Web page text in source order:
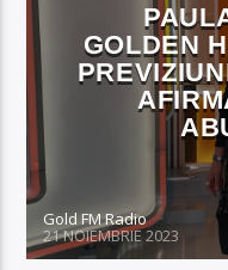
GOLDEN
Gold FM Radio
21 NOIEMBRIE 2023